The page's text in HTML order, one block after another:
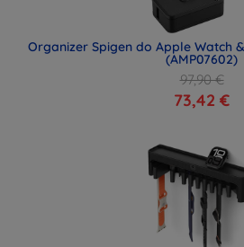
Organizer Spigen do Apple Watch
(AMP07602)
97,90 €
73,42 €